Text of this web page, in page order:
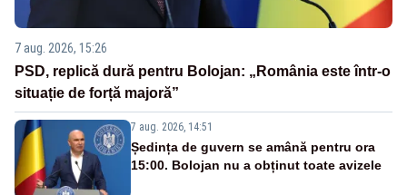
7 aug. 2026, 15:26
PSD, replică dură pentru Bolojan: „România este într-o
situație de forță majoră”
7 aug. 2026, 14:51
Ședința de guvern se amână pentru ora
15:00. Bolojan nu a obținut toate avizele